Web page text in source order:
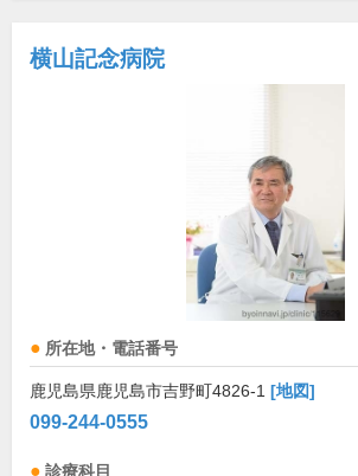
横山記念病院
所在地・電話番号
鹿児島県鹿児島市吉野町4826-1 [地図]
099-244-0555
診療科目